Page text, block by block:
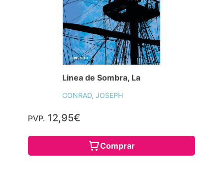
Linea de Sombra, La
CONRAD, JOSEPH
PVP. 12,95€
Comprar